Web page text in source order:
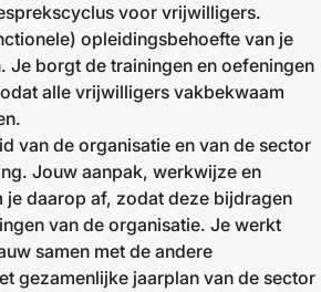
voor vrijwilligers.
opleidingsbehoefte van je
Je borgt de trainingen en oefeningen
alle vrijwilligers vakbekwaam
van de organisatie en van de sector
Jouw aanpak, werkwijze en
je daarop af, zodat deze bijdragen
van de organisatie. Je werkt
samen met de andere
gezamenlijke jaarplan van de sector